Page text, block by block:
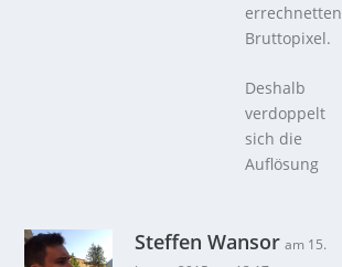
errechnetten
Bruttopixel.
Deshalb
verdoppelt
sich die
Auflösung
Steffen Wansor am 15.